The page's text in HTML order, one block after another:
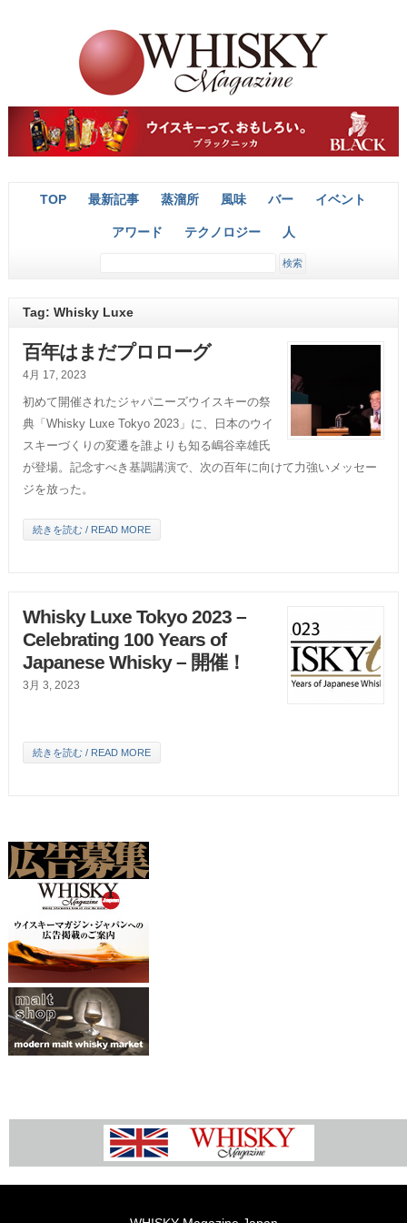
TOP 最新記事 蒸溜所 風味 バー イベント
アワード テクノロジー 人
Tag: Whisky Luxe
百年はまだプロローグ
4月 17, 2023
初めて開催されたジャパニーズウイスキーの祭
典「Whisky Luxe Tokyo 2023」に、日本のウイ
スキーづくりの変遷を誰よりも知る嶋谷幸雄氏
が登場。記念すべき基調講演で、次の百年に向けて力強いメッセー
ジを放った。
続きを読む / READ MORE
Whisky Luxe Tokyo 2023 –
Celebrating 100 Years of
Japanese Whisky – 開催！
3月 3, 2023
続きを読む / READ MORE